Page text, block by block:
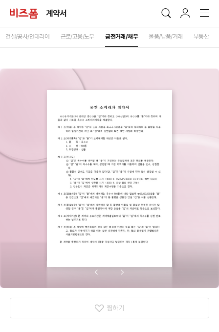
계약서
건설/공사/인테리어 근로/고용/노무 금전거래/채무 물품/납품/거래 부동산
찜하기